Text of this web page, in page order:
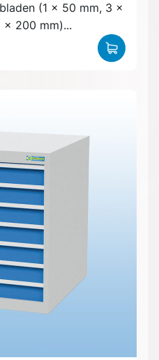
(1 x 50 mm, 3 x
x 200 mm)...